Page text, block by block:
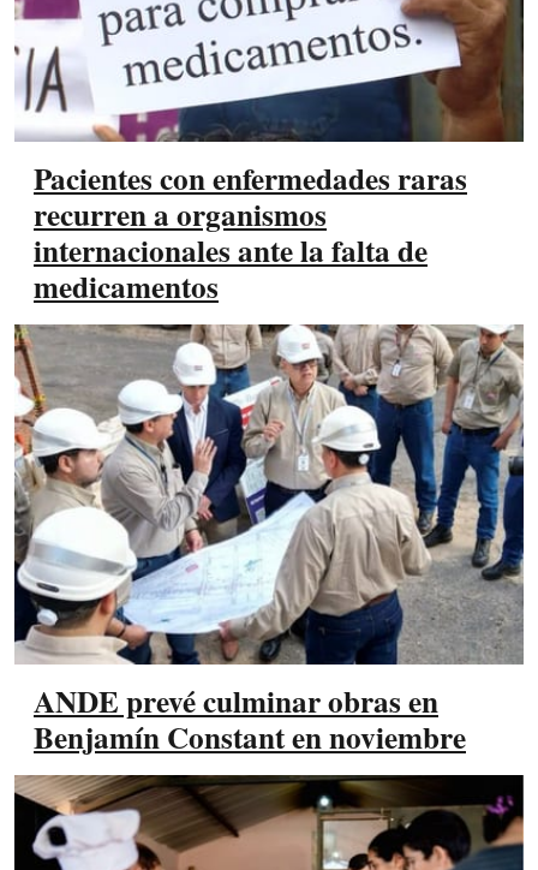
Pacientes con enfermedades raras
recurren a organismos
internacionales ante la falta de
medicamentos
ANDE prevé culminar obras en
Benjamín Constant en noviembre